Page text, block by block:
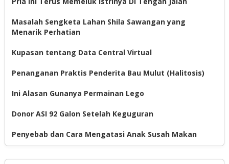
Masalah Sengketa Lahan Shila Sawangan yang
Menarik Perhatian
Kupasan tentang Data Central Virtual
Penanganan Praktis Penderita Bau Mulut (Halitosis)
Ini Alasan Gunanya Permainan Lego
Donor ASI 92 Galon Setelah Keguguran
Penyebab dan Cara Mengatasi Anak Susah Makan